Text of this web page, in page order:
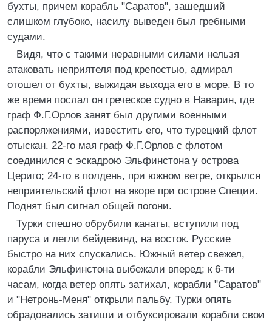
бухты, причем корабль "Саратов", зашедший
слишком глубоко, насилу выведен был гребными
судами.
Видя, что с такими неравными силами нельзя
атаковать неприятеля под крепостью, адмирал
отошел от бухты, выжидая выхода его в море. В то
же время послал он греческое судно в Наварин, где
граф Ф.Г.Орлов занят был другими военными
распоряжениями, известить его, что турецкий флот
отыскан. 22-го мая граф Ф.Г.Орлов с флотом
соединился с эскадрою Эльфинстона у острова
Цериго; 24-го в полдень, при южном ветре, открылся
неприятельский флот на якоре при острове Специи.
Поднят был сигнал общей погони.
Турки спешно обрубили канаты, вступили под
паруса и легли бейдевинд, на восток. Русские
быстро на них спускались. Южный ветер свежел,
корабли Эльфинстона выбежали вперед; к 6-ти
часам, когда ветер опять затихал, корабли "Саратов"
и "Нетронь-Меня" открыли пальбу. Турки опять
обрадовались затиши и отбуксировали корабли свои